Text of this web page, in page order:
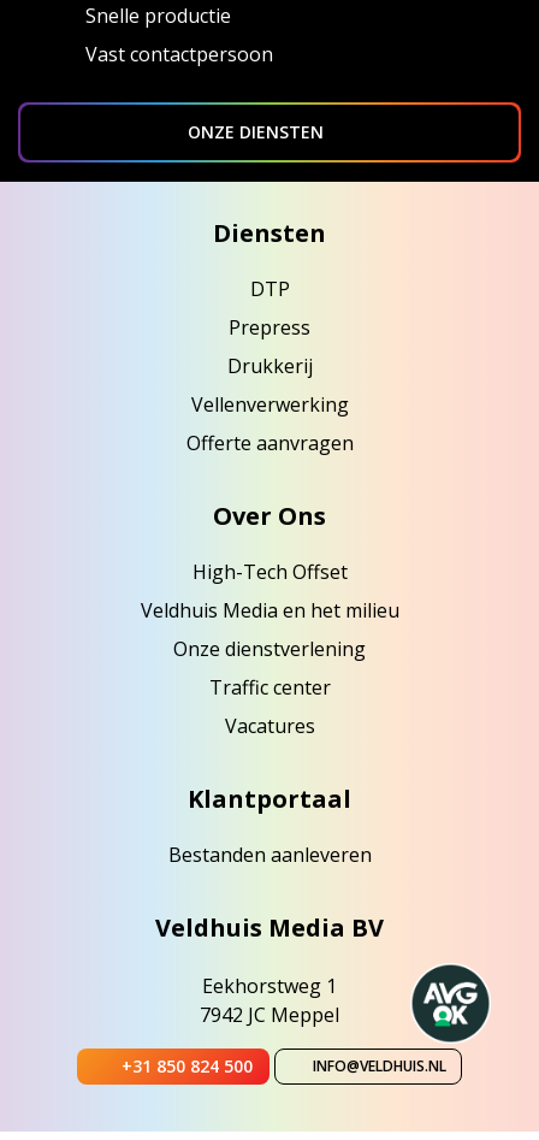
Snelle productie
Vast contactpersoon
ONZE DIENSTEN
Diensten
DTP
Prepress
Drukkerij
Vellenverwerking
Offerte aanvragen
Over Ons
High-Tech Offset
Veldhuis Media en het milieu
Onze dienstverlening
Traffic center
Vacatures
Klantportaal
Bestanden aanleveren
Veldhuis Media BV
Eekhorstweg 1
7942 JC Meppel
+31 850 824 500 INFO@VELDHUIS.NL